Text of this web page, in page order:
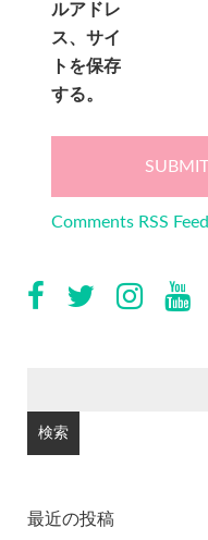
ルアドレ
ス、サイ
トを保存
する。
Comments RSS Feed
最近の投稿